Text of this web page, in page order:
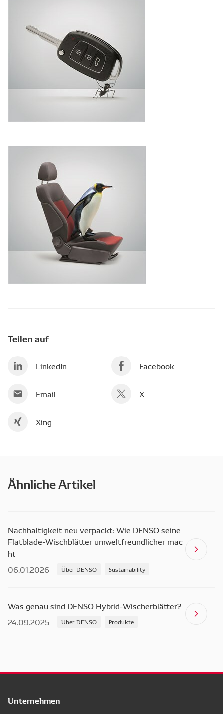
Teilen auf
LinkedIn Facebook
Email X
Xing
Ähnliche Artikel
Nachhaltigkeit neu verpackt: Wie DENSO seine
Flatblade-Wischblätter umweltfreundlicher mac
ht
06.01.2026
Über DENSO Sustainability
Was genau sind DENSO Hybrid-Wischerblätter?
24.09.2025
Über DENSO Produkte
Unternehmen